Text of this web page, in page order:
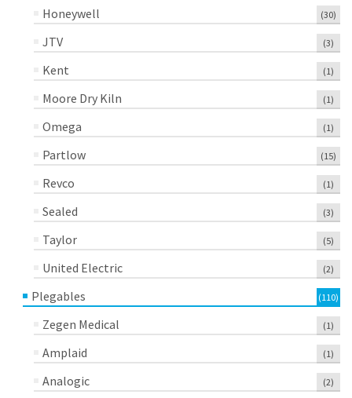
Honeywell (30)
JTV (3)
Kent (1)
Moore Dry Kiln (1)
Omega (1)
Partlow (15)
Revco (1)
Sealed (3)
Taylor (5)
United Electric (2)
Plegables (110)
Zegen Medical (1)
Amplaid (1)
Analogic (2)